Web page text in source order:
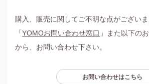
購入、販売に関してご不明な点がござい
「 YOMOお問い合わせ窓口 」また以下の
から、お問い合わせ下さい。
お問い合わせはこちら